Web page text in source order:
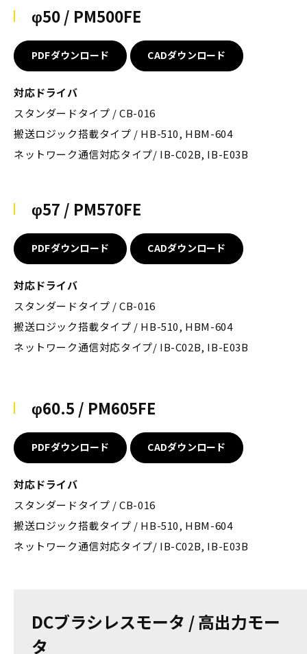
φ50 / PM500FE
PDFダウンロード CADダウンロード
対応ドライバ
スタンダードタイプ / CB-016
搬送ロジック搭載タイプ / HB-510, HBM-604
ネットワーク通信対応タイプ/ IB-C02B, IB-E03B
φ57 / PM570FE
PDFダウンロード CADダウンロード
対応ドライバ
スタンダードタイプ / CB-016
搬送ロジック搭載タイプ / HB-510, HBM-604
ネットワーク通信対応タイプ/ IB-C02B, IB-E03B
φ60.5 / PM605FE
PDFダウンロード CADダウンロード
対応ドライバ
スタンダードタイプ / CB-016
搬送ロジック搭載タイプ / HB-510, HBM-604
ネットワーク通信対応タイプ/ IB-C02B, IB-E03B
DCブラシレスモータ / 高出力モー
タ